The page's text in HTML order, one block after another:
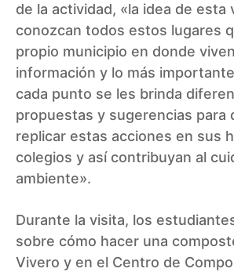
de la actividad, «la idea de esta
conozcan todos estos lugares
propio municipio en donde
información y lo más
cada punto se les brinda
propuestas y sugerencias para
replicar estas acciones en sus
colegios y así contribuyan al
ambiente».
Durante la visita, los
sobre cómo hacer una
Vivero y en el Centro de